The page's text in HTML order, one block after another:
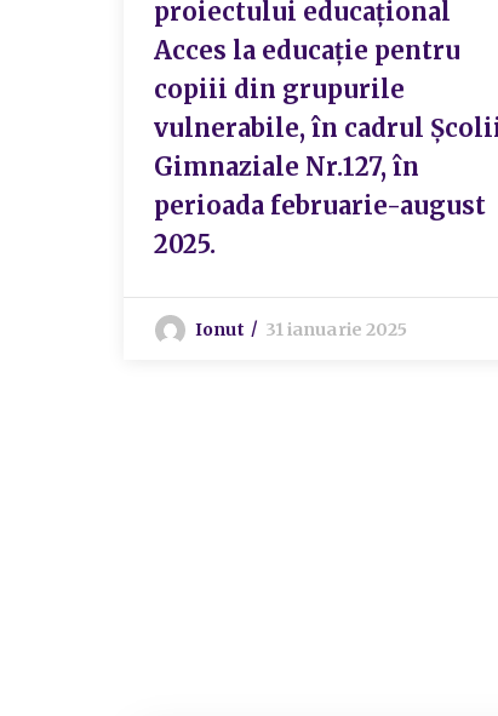
proiectului educațional
Acces la educație pentru
copiii din grupurile
vulnerabile, în cadrul
Gimnaziale Nr.127, în
perioada februarie-august
2025.
Ionut 31 ianuarie 2025